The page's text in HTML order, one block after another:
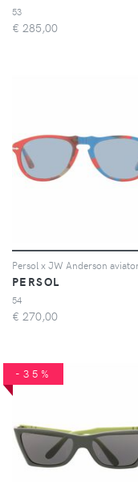
53
€ 285,00
PERSOL
54
€ 270,00
-35%